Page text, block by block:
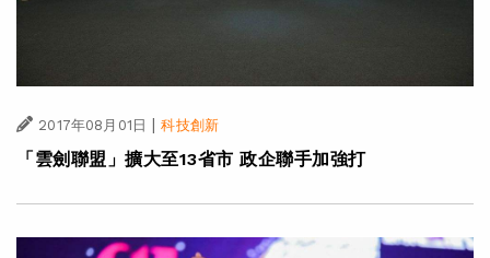
2017年08月01日 | 科技創新
「雲劍聯盟」擴大至13省市 政企聯手加強打